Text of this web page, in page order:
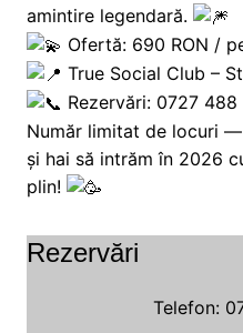
amintire legendară.
Ofertă: 690 RON /
True Social Club –
Rezervări: 0727 488
Număr limitat de locuri
și hai să intrăm în 2026
plin!
Rezervări
Telefon: